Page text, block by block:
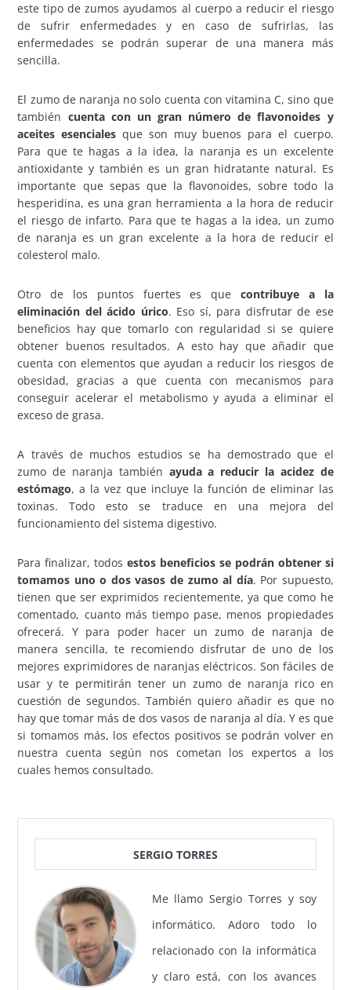
este tipo de zumos ayudamos al cuerpo a reducir el riesgo
de sufrir enfermedades y en caso de sufrirlas, las
enfermedades se podrán superar de una manera más
sencilla.
El zumo de naranja no solo cuenta con vitamina C, sino que
también cuenta con un gran número de flavonoides y
aceites esenciales que son muy buenos para el cuerpo.
Para que te hagas a la idea, la naranja es un excelente
antioxidante y también es un gran hidratante natural. Es
importante que sepas que la flavonoides, sobre todo la
hesperidina, es una gran herramienta a la hora de reducir
el riesgo de infarto. Para que te hagas a la idea, un zumo
de naranja es un gran excelente a la hora de reducir el
colesterol malo.
Otro de los puntos fuertes es que contribuye a la
eliminación del ácido úrico. Eso sí, para disfrutar de ese
beneficios hay que tomarlo con regularidad si se quiere
obtener buenos resultados. A esto hay que añadir que
cuenta con elementos que ayudan a reducir los riesgos de
obesidad, gracias a que cuenta con mecanismos para
conseguir acelerar el metabolismo y ayuda a eliminar el
exceso de grasa.
A través de muchos estudios se ha demostrado que el
zumo de naranja también ayuda a reducir la acidez de
estómago, a la vez que incluye la función de eliminar las
toxinas. Todo esto se traduce en una mejora del
funcionamiento del sistema digestivo.
Para finalizar, todosestos beneficios se podrán obtener si
tomamos uno o dos vasos de zumo al día. Por supuesto,
tienen que ser exprimidos recientemente, ya que como he
comentado, cuanto más tiempo pase, menos propiedades
ofrecerá. Y para poder hacer un zumo de naranja de
manera sencilla, te recomiendo disfrutar de uno de los
mejores exprimidores de naranjas eléctricos. Son fáciles de
usar y te permitirán tener un zumo de naranja rico en
cuestión de segundos. También quiero añadir es que no
hay que tomar más de dos vasos de naranja al día. Y es que
si tomamos más, los efectos positivos se podrán volver en
nuestra cuenta según nos cometan los expertos a los
cuales hemos consultado.
SERGIO TORRES
Me llamo Sergio Torres y soy
informático. Adoro todo lo
relacionado con la informática
y claro está, con los avances